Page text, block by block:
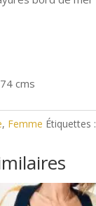
cms
, Femme Étiquettes :